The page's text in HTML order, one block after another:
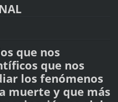
que nos
que nos
los fenómenos
muerte y que más